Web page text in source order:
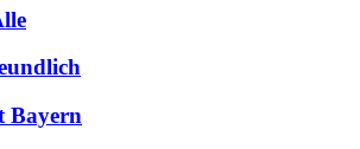
Bayern